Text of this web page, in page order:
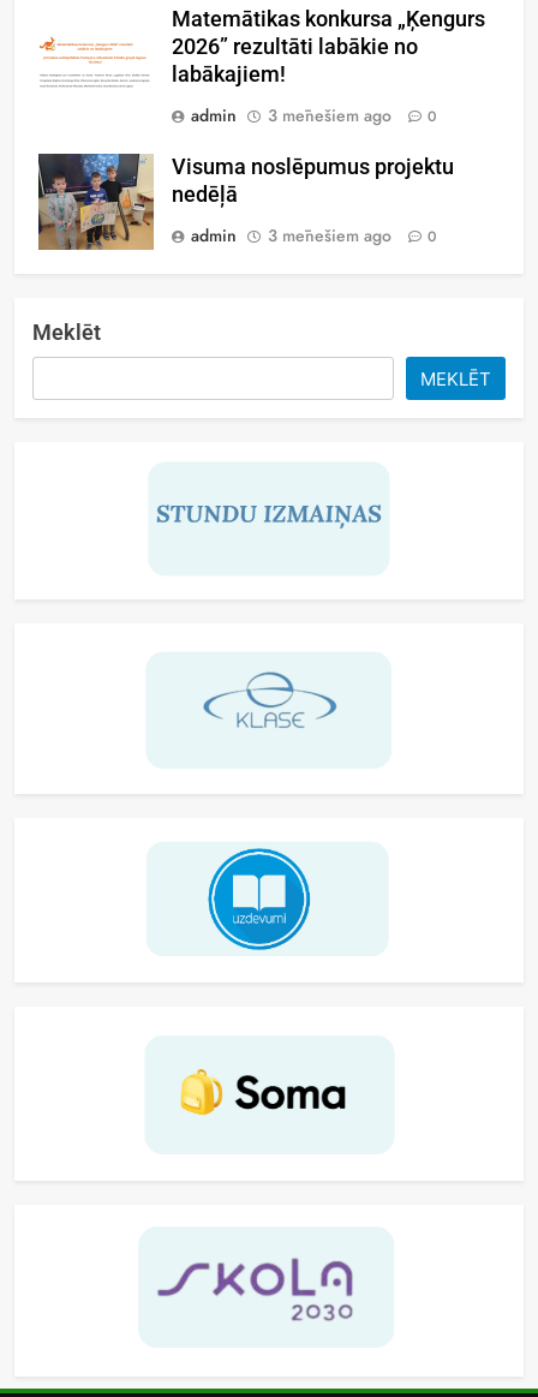
Matemātikas konkursa „Ķengurs
2026” rezultāti labākie no
labākajiem!
admin
3 mēnešiem ago 0
Visuma noslēpumus projektu
nedēļā
admin
3 mēnešiem ago 0
Meklēt
MEKLĒT